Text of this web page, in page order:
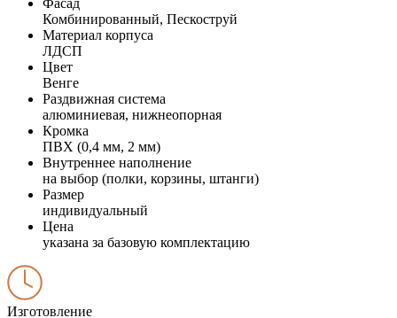
Комбинированный, Пескоструй
Материал корпуса
ЛДСП
Цвет
Венге
Раздвижная система
алюминиевая, нижнеопорная
Кромка
ПВХ (0,4 мм, 2 мм)
Внутреннее наполнение
на выбор (полки, корзины, штанги)
Размер
индивидуальный
Цена
указана за базовую комплектацию
Изготовление